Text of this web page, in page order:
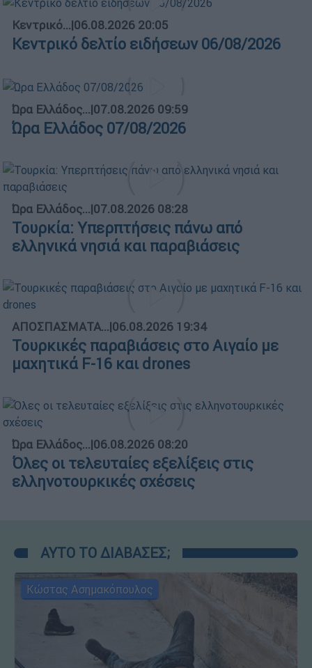
Κεντρικό...|06.08.2026 20:05
Κεντρικό δελτίο ειδήσεων 06/08/2026
Ώρα Ελλάδος...|07.08.2026 09:59
Ώρα Ελλάδος 07/08/2026
Ώρα Ελλάδος...|07.08.2026 08:28
Τουρκία: Υπερπτήσεις πάνω από
ελληνικά νησιά και παραβιάσεις
ΑΠΟΣΠΑΣΜΑΤΑ...|06.08.2026 19:34
Τουρκικές παραβιάσεις στο Αιγαίο με
μαχητικά F-16 και drones
Ώρα Ελλάδος...|06.08.2026 08:20
Όλες οι τελευταίες εξελίξεις στις
ελληνοτουρκικές σχέσεις
ΑΥΤΟ ΤΟ ΔΙΑΒΑΣΕΣ;
Κώστας Ασημακόπουλος